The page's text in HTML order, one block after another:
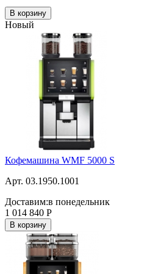
В корзину
Новый
Кофемашина WMF 5000 S
Арт. 03.1950.1001
Доставим:в понедельник
1 014 840 Р
В корзину